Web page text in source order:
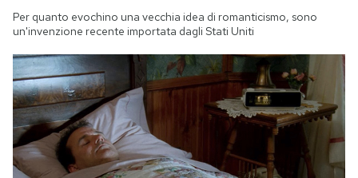
Per quanto evochino una vecchia idea di romanticismo, sono
un'invenzione recente importata dagli Stati Uniti